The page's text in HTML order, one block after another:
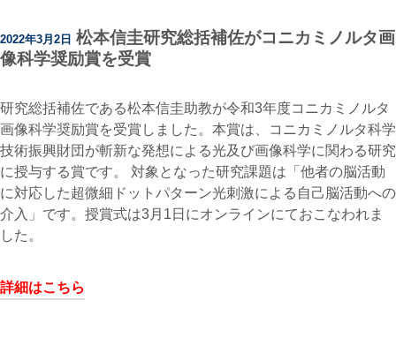
2022年3月2日 松本信圭研究総括補佐がコニカミノルタ画
像科学奨励賞を受賞
研究総括補佐である松本信圭助教が令和3年度コニカミノルタ
画像科学奨励賞を受賞しました。本賞は、コニカミノルタ科学
技術振興財団が斬新な発想による光及び画像科学に関わる研究
に授与する賞です。 対象となった研究課題は「他者の脳活動
に対応した超微細ドットパターン光刺激による自己脳活動への
介入」です。授賞式は3月1日にオンラインにておこなわれま
した。
詳細はこちら